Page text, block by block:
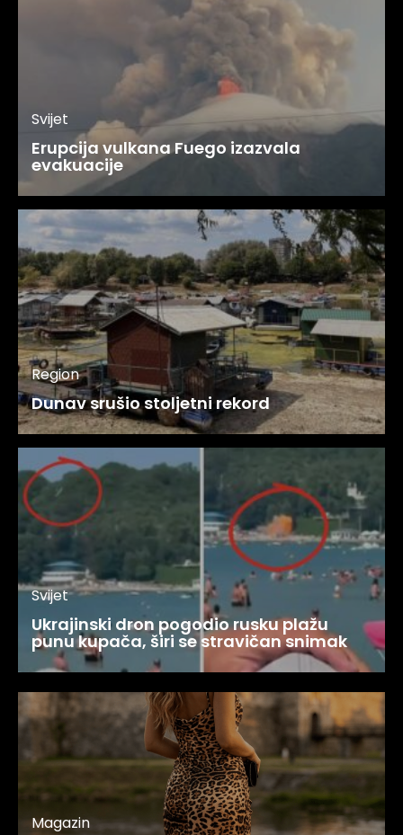
Svijet
Erupcija vulkana Fuego izazvala
evakuacije
Region
Dunav srušio stoljetni rekord
Svijet
Ukrajinski dron pogodio rusku plažu
punu kupača, širi se stravičan snimak
Magazin